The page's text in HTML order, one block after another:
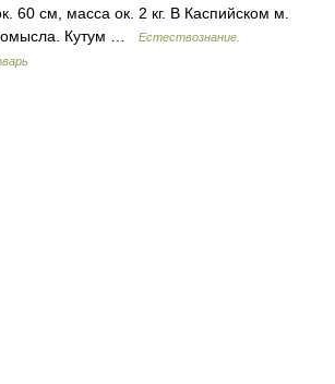
60 см, масса ок. 2 кг. В Каспийском м.
Кутум …
Естествознание.